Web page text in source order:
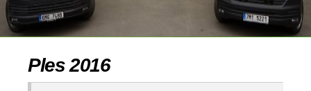
Ples 2016